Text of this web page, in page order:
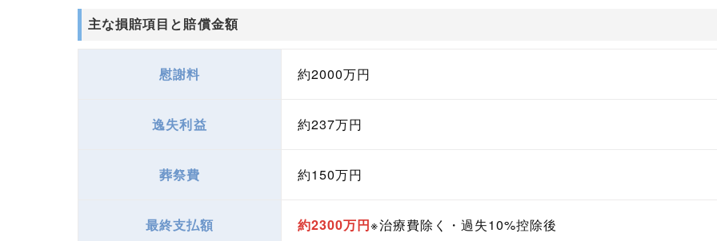
主な損賠項目と賠償金額
慰謝料 約2000万円
逸失利益 約237万円
葬祭費 約150万円
最終支払額 約2300万円※治療費除く・過失10%控除後